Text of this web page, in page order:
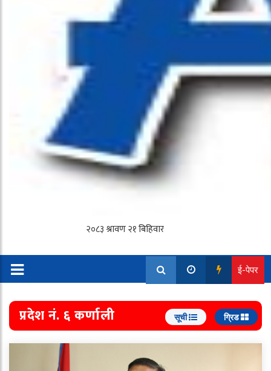
ई-पेपर
प्रदेश नं. ६ कर्णाली सूची ग्रिड